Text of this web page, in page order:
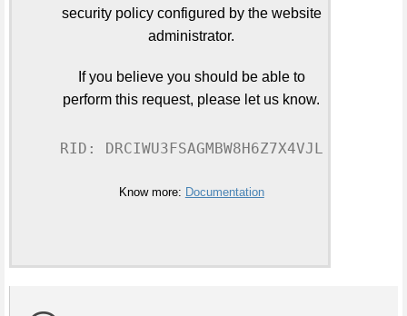
security policy configured by the website
administrator.
If you believe you should be able to
perform this request, please let us know.
RID: DRCIWU3FSAGMBW8H6Z7X4VJL
Know more: Documentation